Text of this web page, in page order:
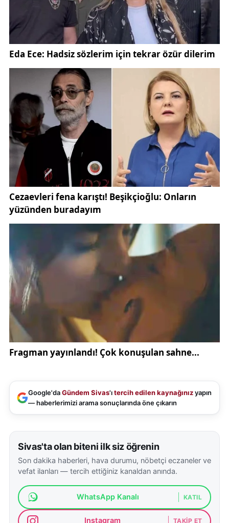
Divan Kurulu Başkanı Ali Yavuz, kulübün olağan
genel kurulunun 13 Haziran Cumartesi günü saat
18.00’de gerçekleştirileceğini açıkladı.
Kongre kararının alınmasındaki temel amacın
yönetim sürecinin önünü açmak olduğunu belirten
Yavuz, adaylık hazırlığı yapan isimlerin bu hafta
içerisinde resmi açıklamalarını yapmasının
beklendiğini söyledi.
Süreç boyunca destek veren isimlere teşekkür eden
Yavuz, özellikle TBMM AK Parti Grup Başkanı
Abdullah Güler’e ve Sivas Valiliği’ne teşekkürlerini
iletti. Sivas’taki kamu çalışmaları ve resmi
açıklamalar için Sivas Valiliği
bilgilere ulaşılabiliyor.
Ali Yavuz, Sivasspor başkanlığı için görüşülen birkaç
aday bulunduğunu belirterek, kamuoyunun adayları
değerlendirme fırsatı bulmasının önemli olduğunu
söyledi.
Başkan adaylığı konusunda resmi hazırlık yapan
isimlerin bulunduğunu aktaran Yavuz, adayların
kendi açıklamalarını yapmalarının daha doğru
arasında tercih belirtmesinin doğru olmayacağını
kaydeden Yavuz, adaylık duyurularının hafta
Basın toplantısında kulübün mali durumu da
gündeme geldi. Ali Yavuz, Sivasspor’un nakit
ihtiyacının devam ettiğini ve geçmiş dönemden
kalan çeşitli yükümlülüklerin bulunduğunu belirtti.
Kulübün borcunun 500 milyon liranın üzerinde
Google'daGündem Sivas'ıtercih edilen kaynağınızyapın
— haberlerimizi arama sonuçlarında öne çıkarın
Sivas'ta olan biteni ilk siz öğrenin
Son dakika haberleri, hava durumu, nöbetçi eczaneler ve
vefat ilanları — tercih ettiğiniz kanaldan anında.
WhatsApp Kanalı KATIL
Instagram TAKIP ET